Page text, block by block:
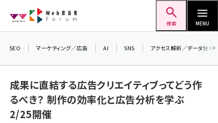
ン
検索 MENU
seo (3526)
SEO マーケティング／広告 AI SNS アクセス解析／データ分析
成果に直結する広告クリエイティブってどう作
るべき？ 制作の効率化と広告分析を学ぶ
2/25開催
＼ 8
生成
るセ